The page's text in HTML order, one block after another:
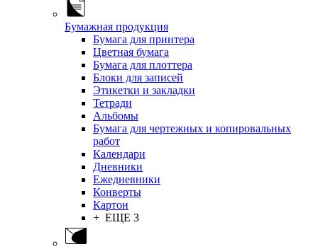
Бумажная продукция
Бумага для принтера
Цветная бумага
Бумага для плоттера
Блоки для записей
Этикетки и закладки
Тетради
Альбомы
Бумага для чертежных и копировальных
работ
Календари
Дневники
Ежедневники
Конверты
Картон
+ ЕЩЕ 3